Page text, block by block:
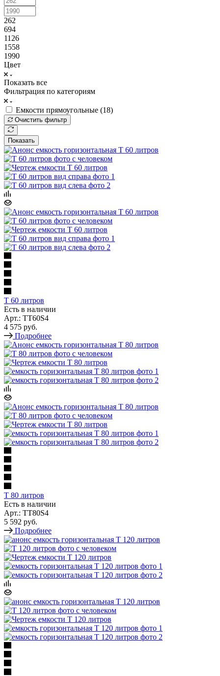
262
694
1126
1558
1990
Цвет
Показать все
Фильтрация по категориям
Емкости прямоугольные (18)
Очистить фильтр
Показать
T 60 литров
Есть в наличии
Арт.: TT60S4
4 575 руб.
Подробнее
T 80 литров
Есть в наличии
Арт.: TT80S4
5 592 руб.
Подробнее